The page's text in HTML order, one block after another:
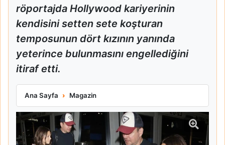
röportajda Hollywood kariyerinin
kendisini setten sete koşturan
temposunun dört kızının yanında
yeterince bulunmasını engellediğini
itiraf etti.
Ana Sayfa Magazin
Matt Damon Babalık Pişmanlığını İtiraf Etti